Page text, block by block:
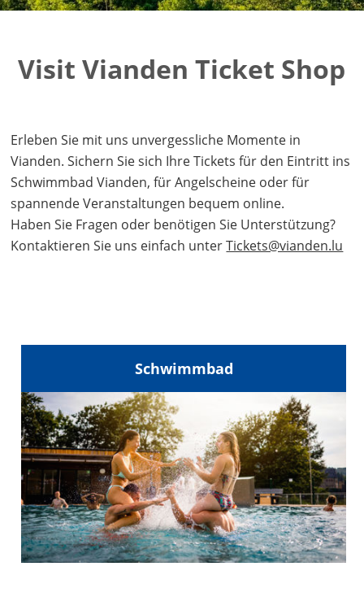
Visit Vianden Ticket Shop
Erleben Sie mit uns unvergessliche Momente in
Vianden. Sichern Sie sich Ihre Tickets für den Eintritt ins
Schwimmbad Vianden, für Angelscheine oder für
spannende Veranstaltungen bequem online.
Haben Sie Fragen oder benötigen Sie Unterstützung?
Kontaktieren Sie uns einfach unterTickets@vianden.lu
Schwimmbad